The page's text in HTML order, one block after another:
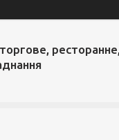
ресторанне,